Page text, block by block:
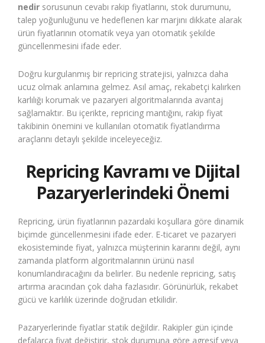
nedir sorusunun cevabı rakip fiyatlarını, stok durumunu,
talep yoğunluğunu ve hedeflenen kar marjını dikkate alarak
ürün fiyatlarının otomatik veya yarı otomatik şekilde
güncellenmesini ifade eder.
Doğru kurgulanmış bir repricing stratejisi, yalnızca daha
ucuz olmak anlamına gelmez. Asıl amaç, rekabetçi kalırken
karlılığı korumak ve pazaryeri algoritmalarında avantaj
sağlamaktır. Bu içerikte, repricing mantığını, rakip fiyat
takibinin önemini ve kullanılan otomatik fiyatlandırma
araçlarını detaylı şekilde inceleyeceğiz.
Repricing Kavramı ve Dijital
Pazaryerlerindeki Önemi
Repricing, ürün fiyatlarının pazardaki koşullara göre dinamik
biçimde güncellenmesini ifade eder. E-ticaret ve pazaryeri
ekosisteminde fiyat, yalnızca müşterinin kararını değil, aynı
zamanda platform algoritmalarının ürünü nasıl
konumlandıracağını da belirler. Bu nedenle repricing, satış
artırma aracından çok daha fazlasıdır. Görünürlük, rekabet
gücü ve karlılık üzerinde doğrudan etkilidir.
Pazaryerlerinde fiyatlar statik değildir. Rakipler gün içinde
defalarca fiyat değiştirir, stok durumuna göre agresif veya